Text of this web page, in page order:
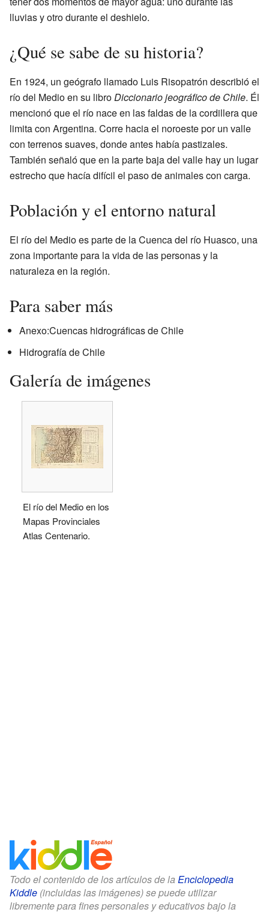
lluvias y otro durante el deshielo.
¿Qué se sabe de su historia?
En 1924, un geógrafo llamado Luis Risopatrón describió el
río del Medio en su libroDiccionario jeográfico de Chile. Él
mencionó que el río nace en las faldas de la cordillera que
limita con Argentina. Corre hacia el noroeste por un valle
con terrenos suaves, donde antes había pastizales.
También señaló que en la parte baja del valle hay un lugar
estrecho que hacía difícil el paso de animales con carga.
Población y el entorno natural
El río del Medio es parte de la Cuenca del río Huasco, una
zona importante para la vida de las personas y la
naturaleza en la región.
Para saber más
Anexo:Cuencas hidrográficas de Chile
Hidrografía de Chile
Galería de imágenes
El río del Medio en los
Mapas Provinciales
Atlas Centenario.
Todo el contenido de los artículos de la Enciclopedia
Kiddle (incluidas las imágenes) se puede utilizar
libremente para fines personales y educativos bajo la